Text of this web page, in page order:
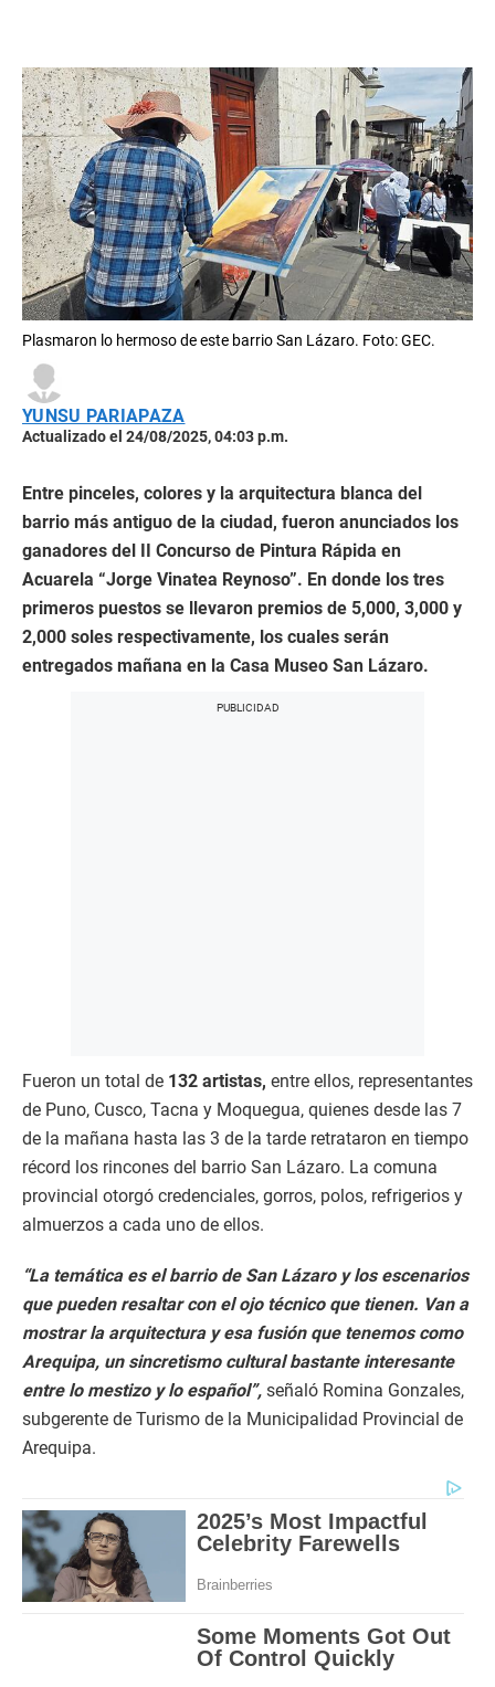
Plasmaron lo hermoso de este barrio San Lázaro. Foto: GEC.
YUNSU PARIAPAZA
Actualizado el 24/08/2025, 04:03 p.m.
Entre pinceles, colores y la arquitectura blanca del
barrio más antiguo de la ciudad, fueron anunciados los
ganadores del II Concurso de Pintura Rápida en
Acuarela “Jorge Vinatea Reynoso”. En donde los tres
primeros puestos se llevaron premios de 5,000, 3,000 y
2,000 soles respectivamente, los cuales serán
entregados mañana en la Casa Museo San Lázaro.
Fueron un total de 132 artistas, entre ellos, representantes
de Puno, Cusco, Tacna y Moquegua, quienes desde las 7
de la mañana hasta las 3 de la tarde retrataron en tiempo
récord los rincones del barrio San Lázaro. La comuna
provincial otorgó credenciales, gorros, polos, refrigerios y
almuerzos a cada uno de ellos.
“La temática es el barrio de San Lázaro y los escenarios
que pueden resaltar con el ojo técnico que tienen. Van a
mostrar la arquitectura y esa fusión que tenemos como
Arequipa, un sincretismo cultural bastante interesante
entre lo mestizo y lo español”, señaló Romina Gonzales,
subgerente de Turismo de la Municipalidad Provincial de
Arequipa.